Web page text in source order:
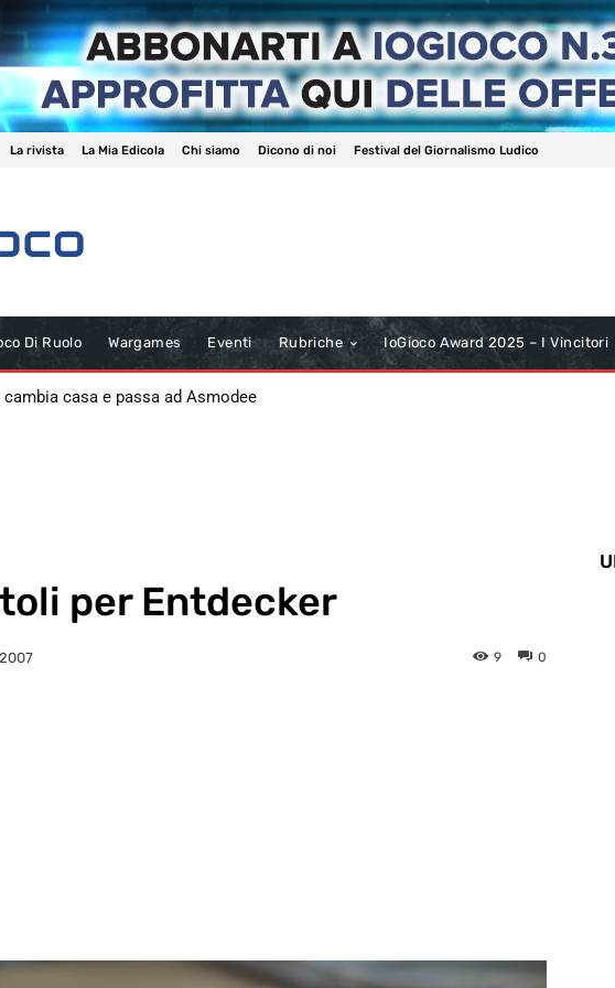
La rivista La Mia Edicola Chi siamo Dicono di noi Festival del Giornalismo Ludico
Di Ruolo Wargames Eventi Rubriche IoGioco Award 2025 – I Vincitori
casa e passa ad Asmodee
per Entdecker
0
9